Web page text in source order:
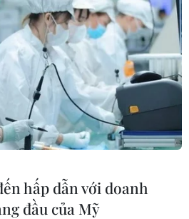
hấp dẫn với doanh
đầu của Mỹ